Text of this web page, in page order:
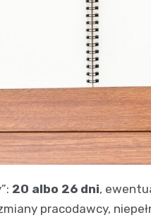
20 albo 26 dni,
pracodawcy,